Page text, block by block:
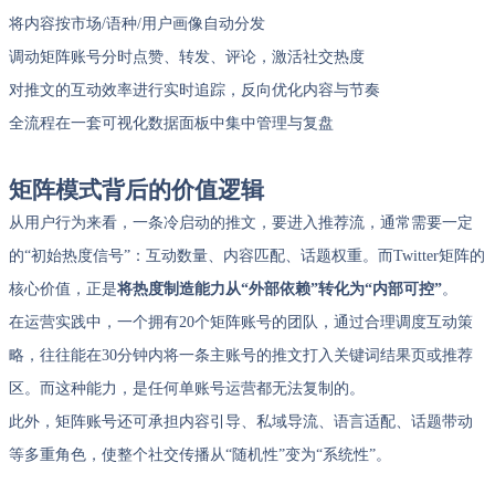
将内容按市场/语种/用户画像自动分发
调动矩阵账号分时点赞、转发、评论，激活社交热度
对推文的互动效率进行实时追踪，反向优化内容与节奏
全流程在一套可视化数据面板中集中管理与复盘
矩阵模式背后的价值逻辑
从用户行为来看，一条冷启动的推文，要进入推荐流，通常需要一定
的“初始热度信号”：互动数量、内容匹配、话题权重。而Twitter矩阵的
核心价值，正是将热度制造能力从“外部依赖”转化为“内部可控”。
在运营实践中，一个拥有20个矩阵账号的团队，通过合理调度互动策
略，往往能在30分钟内将一条主账号的推文打入关键词结果页或推荐
区。而这种能力，是任何单账号运营都无法复制的。
此外，矩阵账号还可承担内容引导、私域导流、语言适配、话题带动
等多重角色，使整个社交传播从“随机性”变为“系统性”。